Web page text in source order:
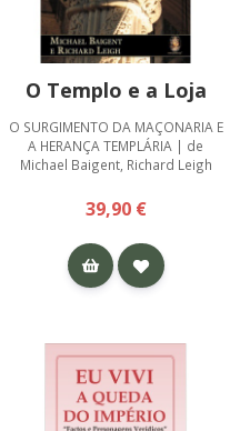
O Templo e a Loja
O SURGIMENTO DA MAÇONARIA E
A HERANÇA TEMPLÁRIA | de
Michael Baigent, Richard Leigh
39,90 €